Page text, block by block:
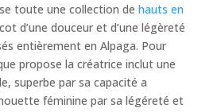
toute une collection de hauts en
d’une douceur et d’une légèreté
entièrement en Alpaga. Pour
propose la créatrice inclut une
superbe par sa capacité a
féminine par sa légéreté et